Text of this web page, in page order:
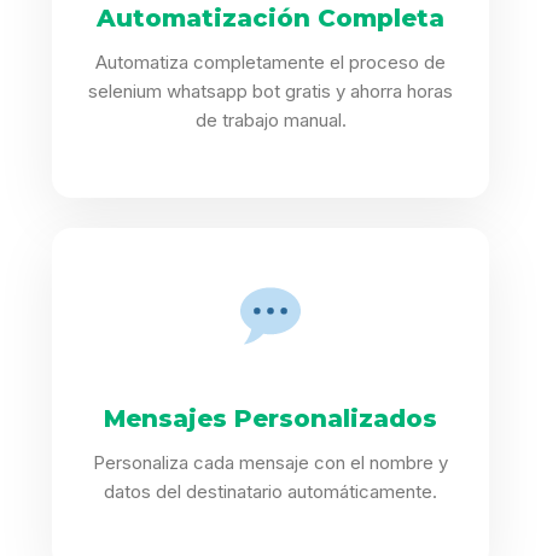
Automatización Completa
Automatiza completamente el proceso de
selenium whatsapp bot gratis y ahorra horas
de trabajo manual.
Mensajes Personalizados
Personaliza cada mensaje con el nombre y
datos del destinatario automáticamente.